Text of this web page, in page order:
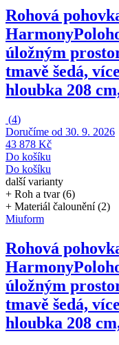
Rohová
Harmony
úložným
tmavě šedá,
hloubka 208
(4)
Doručíme od 30. 9. 2026
43 878 Kč
Do košíku
Do košíku
další varianty
+ Roh a tvar (6)
+ Materiál čalounění (2)
Miuform
Rohová
Harmony
úložným
tmavě šedá,
hloubka 208